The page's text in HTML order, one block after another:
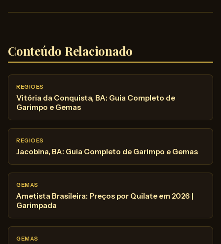
Conteúdo Relacionado
REGIOES
Vitória da Conquista, BA: Guia Completo de
Garimpo e Gemas
REGIOES
Jacobina, BA: Guia Completo de Garimpo e Gemas
GEMAS
Ametista Brasileira: Preços por Quilate em 2026 |
Garimpada
GEMAS